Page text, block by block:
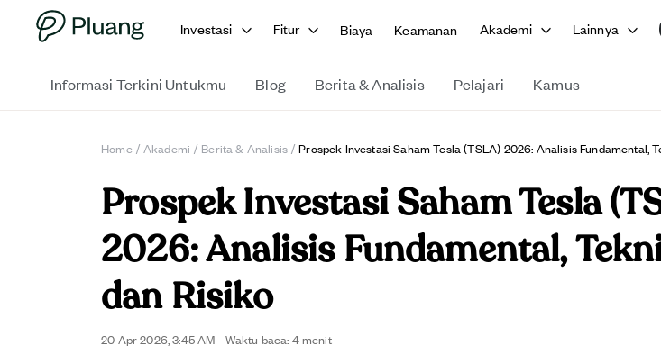
Investasi Fitur Biaya Keamanan Akademi Lainnya
Informasi Terkini Untukmu Blog Berita & Analisis Pelajari Kamus
Home / Akademi / Berita & Analisis / Prospek Investasi Saham Tesla (TSLA) 2026: Analisis Fundamental,
Prospek Investasi Saham Tesla
2026: Analisis Fundamental,
dan Risiko
20 Apr 2026, 3:45 AM · Waktu baca: 4 menit